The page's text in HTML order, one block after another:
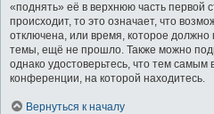
«поднять» её в верхнюю часть первой
происходит, то это означает, что
отключена, или время, которое должно
темы, ещё не прошло. Также можно
однако удостоверьтесь, что тем
конференции, на которой находитесь.
Вернуться к началу